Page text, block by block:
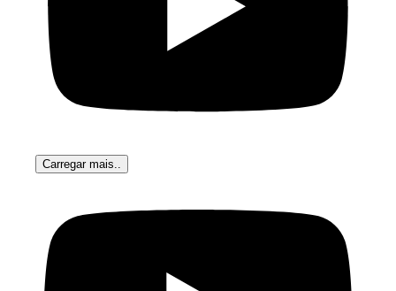
Carregar mais..